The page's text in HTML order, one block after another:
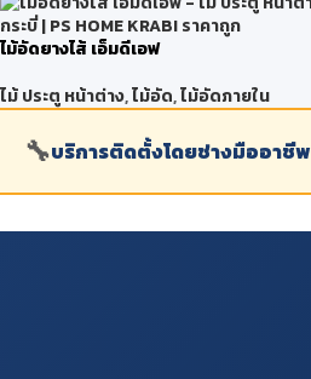
ไม้อัดยางไส้ เอ็มดีเอฟ
ไม้ ประตู หน้าต่าง,ไม้อัด,ไม้อัดภายใน
🔧บริการติดตั้งโดยช่างมืออาชีพ